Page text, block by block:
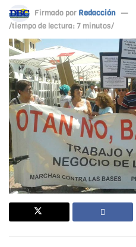
Firmado por Redacción
/tiempo de lectura: 7 minutos/